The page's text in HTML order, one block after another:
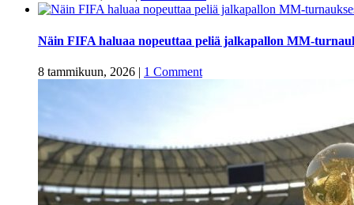
Näin FIFA haluaa nopeuttaa peliä jalkapallon MM-
8 tammikuun, 2026 | 1 Comment